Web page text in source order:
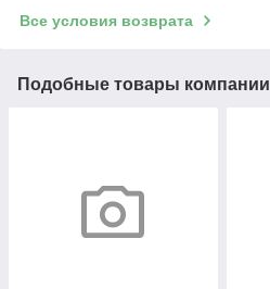
Все условия возврата
Подобные товары компании